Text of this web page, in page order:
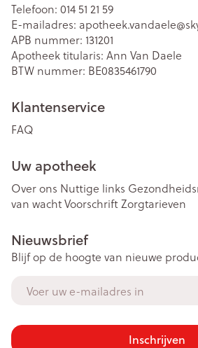
Telefoon: 014 51 21 59
E-mailadres: apotheek.vandaele@
APB nummer: 131201
Apotheek titularis: Ann Van Daele
BTW nummer: BE0835461790
Klantenservice
FAQ
Uw apotheek
Over ons Nuttige links
van wachtVoorschriftZorgtarieven
Nieuwsbrief
Blijf op de hoogte van nieuwe
Inschrijven